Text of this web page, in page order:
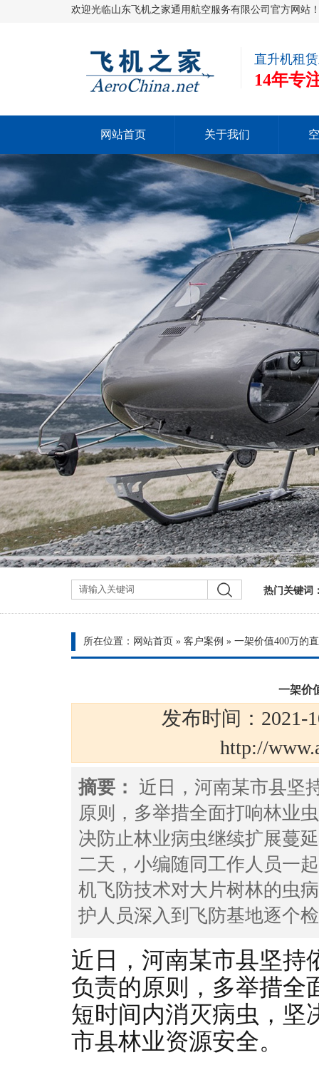
欢迎光临山东飞机之家通用航空服务有限公司官方网站
直升机租
14年专
网站首页 关于我们
热门关键词
所在位置： 网站首页 » 客户案例 » 一架价值400万的
一架价
发布时间：2021-
http://
摘要： 近日，河南某市县坚
原则，多举措全面打响林业
决防止林业病虫继续扩展蔓
二天，小编随同工作人员一
机飞防技术对大片树林的虫
护人员深入到飞防基地逐个
近日，河南某市县坚持
负责的原则，多举措全
短时间内消灭病虫，坚
市县林业资源安全。